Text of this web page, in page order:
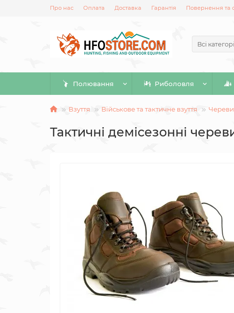
Про нас Оплата Доставка Гарантія Повернення та
Всі
Полювання Риболовля
Взуття Військове та тактичне взуття
Тактичні демісезонні